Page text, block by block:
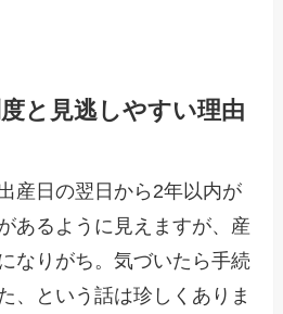
と見逃しやすい理由
産日の翌日から2年以内が
あるように見えますが、産
なりがち。気づいたら手続
、という話は珍しくありま